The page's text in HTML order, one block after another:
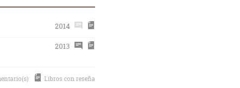
2014
2013
Libros con reseña